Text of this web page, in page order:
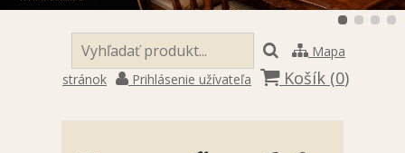
Mapa
stránok
Prihlásenie užívateľa Košík (0)